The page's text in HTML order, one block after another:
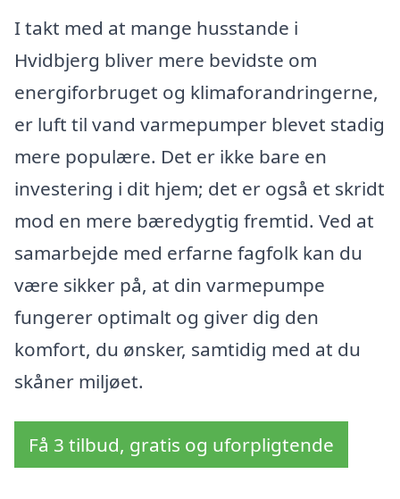
I takt med at mange husstande i
Hvidbjerg bliver mere bevidste om
energiforbruget og klimaforandringerne,
er luft til vand varmepumper blevet stadig
mere populære. Det er ikke bare en
investering i dit hjem; det er også et skridt
mod en mere bæredygtig fremtid. Ved at
samarbejde med erfarne fagfolk kan du
være sikker på, at din varmepumpe
fungerer optimalt og giver dig den
komfort, du ønsker, samtidig med at du
skåner miljøet.
Få 3 tilbud, gratis og uforpligtende